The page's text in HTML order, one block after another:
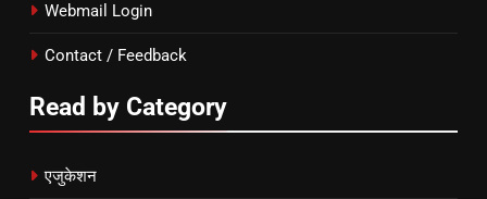
Webmail Login
Contact / Feedback
Read by Category
एजुकेशन